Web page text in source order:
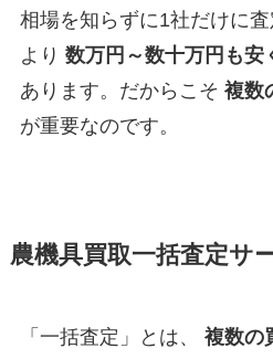
相場を知らずに1社だけに
より 数万円～数十万円も安
あります。だからこそ 複数
が重要なのです。
農機具買取一括査定サ
「一括査定」とは、 複数の